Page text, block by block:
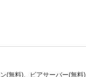
(無料)、ビアサーバー(無料